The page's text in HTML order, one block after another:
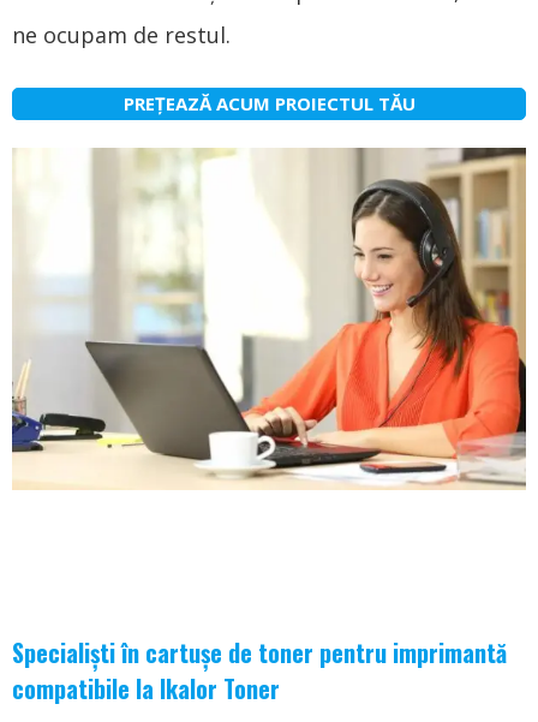
ne ocupam de restul.
PREȚEAZĂ ACUM PROIECTUL TĂU
Specialiști în cartușe de toner pentru imprimantă
compatibile la Ikalor Toner